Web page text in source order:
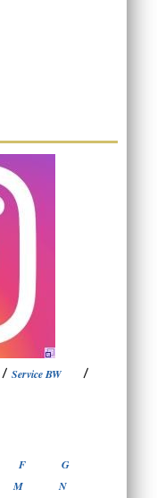
/ Service BW
/
F
G
M
N